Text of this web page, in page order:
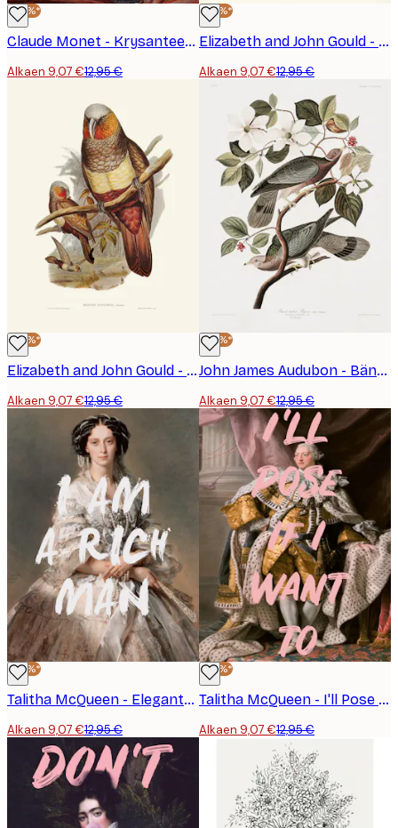
-30%*
Claude Monet - Krysanteemit Juliste
Alkaen 9,07 €12,95 €
-30%*
Elizabeth and John Gould - Rose Hill Parakeet Juliste
Alkaen 9,07 €12,95 €
-30%*
Elizabeth and John Gould - Esslingin Prinssin Papukaija Juliste
Alkaen 9,07 €12,95 €
-30%*
John James Audubon - Bändipyrstökyyhky teoksesta Birds Of America (1827) Juliste
Alkaen 9,07 €12,95 €
-30%*
Talitha McQueen - Elegantti Rikkaan Miehen Muotokuva Juliste
Alkaen 9,07 €12,95 €
-30%*
Talitha McQueen - I'll Pose It King Juliste
Alkaen 9,07 €12,95 €